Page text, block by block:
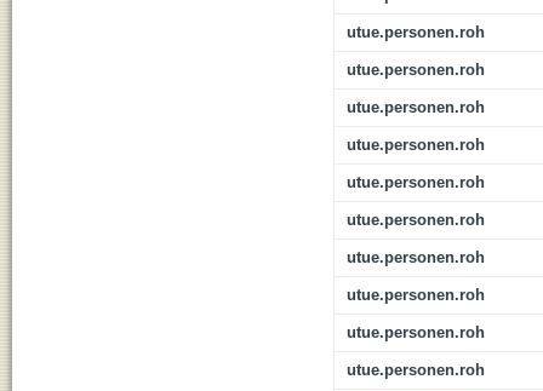
utue.personen.roh
utue.personen.roh
utue.personen.roh
utue.personen.roh
utue.personen.roh
utue.personen.roh
utue.personen.roh
utue.personen.roh
utue.personen.roh
utue.personen.roh